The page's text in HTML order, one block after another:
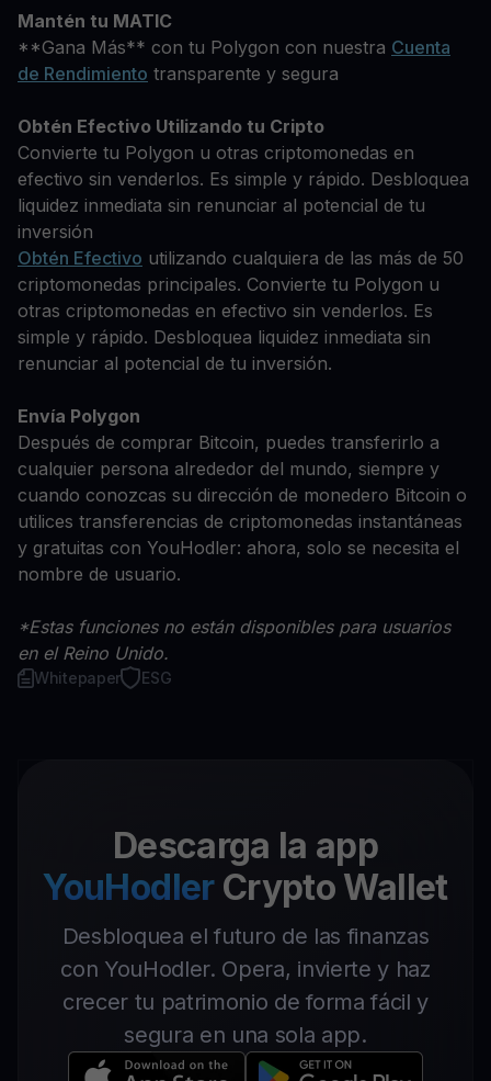
Mantén tu MATIC
**Gana Más** con tu Polygon con nuestra Cuenta
de Rendimiento transparente y segura
Obtén Efectivo Utilizando tu Cripto
Convierte tu Polygon u otras criptomonedas en
efectivo sin venderlos. Es simple y rápido. Desbloquea
liquidez inmediata sin renunciar al potencial de tu
inversión
Obtén Efectivo utilizando cualquiera de las más de 50
criptomonedas principales. Convierte tu Polygon u
otras criptomonedas en efectivo sin venderlos. Es
simple y rápido. Desbloquea liquidez inmediata sin
renunciar al potencial de tu inversión.
Envía Polygon
Después de comprar Bitcoin, puedes transferirlo a
cualquier persona alrededor del mundo, siempre y
cuando conozcas su dirección de monedero Bitcoin o
utilices transferencias de criptomonedas instantáneas
y gratuitas con YouHodler: ahora, solo se necesita el
nombre de usuario.
*Estas funciones no están disponibles para usuarios
en el Reino Unido.
Whitepaper ESG
Descarga la app
YouHodler Crypto Wallet
Desbloquea el futuro de las finanzas
con YouHodler. Opera, invierte y haz
crecer tu patrimonio de forma fácil y
segura en una sola app.